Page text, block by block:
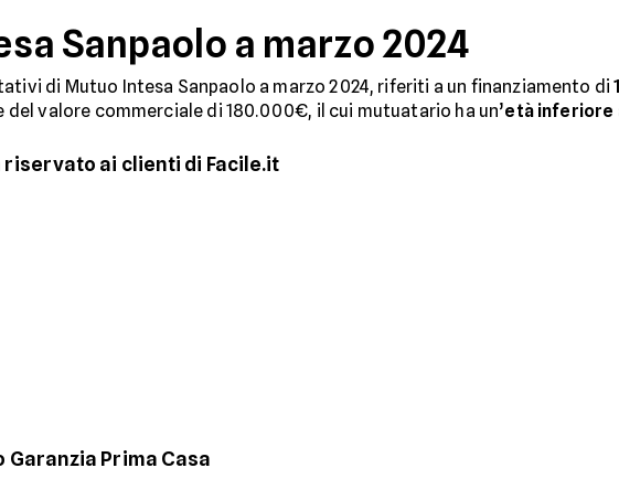
Sanpaolo a marzo 2024
di Mutuo Intesa Sanpaolo a marzo 2024, riferiti a un finanziamento di
del valore commerciale di 180.000€, il cui mutuatario ha un’età inferiore
riservato ai clienti di Facile.it
Garanzia Prima Casa